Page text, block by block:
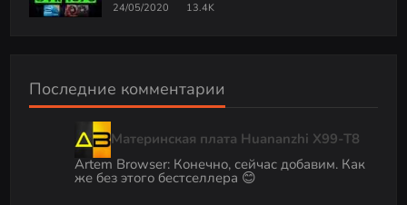
24/05/2020 13.4K
Последние комментарии
Материнская плата Huananzhi X99-T8
Artem Browser: Конечно, сейчас добавим. Как
же без этого бестселлера 😊